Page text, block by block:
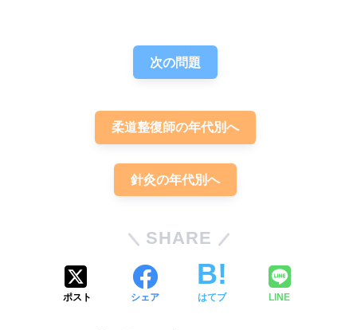
次の問題
柔道整復師の年代別へ
針灸の年代別へ
SHARE
ポスト シェア はてブ LINE